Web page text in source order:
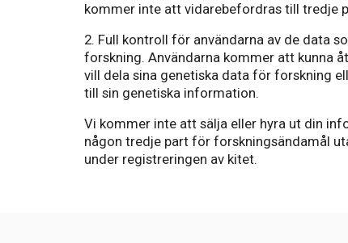
kommer inte att vidarebefordras till tredje
2. Full kontroll för användarna av de data
forskning. Användarna kommer att kunna
vill dela sina genetiska data för forskning
till sin genetiska information.
Vi kommer inte att sälja eller hyra ut din
någon tredje part för forskningsändamål
under registreringen av kitet.